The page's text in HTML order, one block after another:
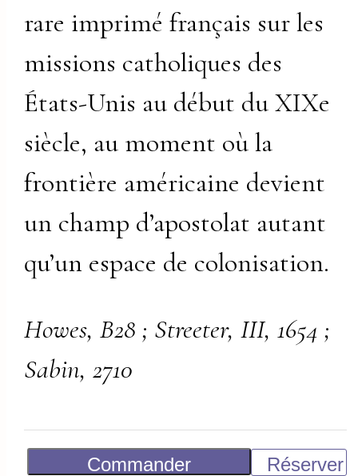
rare imprimé français sur les
missions catholiques des
États-Unis au début du XIXe
siècle, au moment où la
frontière américaine devient
un champ d’apostolat autant
qu’un espace de colonisation.
Howes, B28 ; Streeter, III, 1654 ;
Sabin, 2710
Commander
Réserver